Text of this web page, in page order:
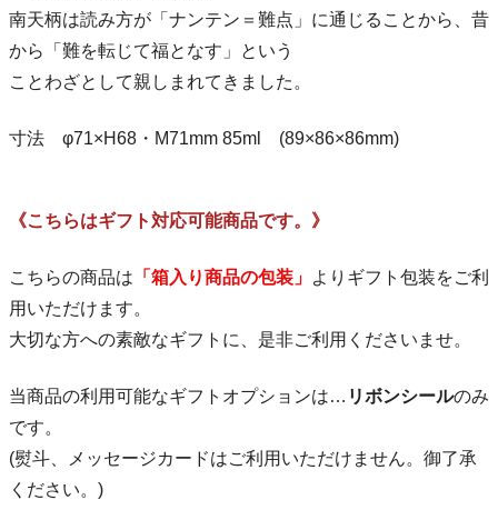
南天柄は読み方が「ナンテン＝難点」に通じることから、昔
から「難を転じて福となす」という
ことわざとして親しまれてきました。
寸法 φ71×H68・M71mm 85ml (89×86×86mm)
《こちらはギフト対応可能商品です。》
こちらの商品は 「箱入り商品の包装」 よりギフト包装をご利
用いただけます。
大切な方への素敵なギフトに、是非ご利用くださいませ。
当商品の利用可能なギフトオプションは… リボンシールのみ
です。
(熨斗、メッセージカードはご利用いただけません。御了承
ください。)